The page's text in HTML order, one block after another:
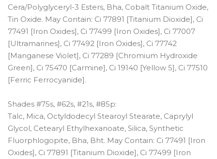
Cera/Polyglyceryl-3 Esters, Bha, Cobalt Titanium Oxide,
Tin Oxide. May Contain: Ci 77891 [Titanium Dioxide], Ci
77491 [Iron Oxides], Ci 77499 [Iron Oxides], Ci 77007
[Ultramarines], Ci 77492 [Iron Oxides], Ci 77742
[Manganese Violet], Ci 77289 [Chromium Hydroxide
Green], Ci 75470 [Carmine], Ci 19140 [Yellow 5], Ci 77510
[Ferric Ferrocyanide].
Shades #75s, #62s, #21s, #85p:
Talc, Mica, Octyldodecyl Stearoyl Stearate, Caprylyl
Glycol, Cetearyl Ethylhexanoate, Silica, Synthetic
Fluorphlogopite, Bha, Bht. May Contain: Ci 77491 [Iron
Oxides], Ci 77891 [Titanium Dioxide], Ci 77499 [Iron